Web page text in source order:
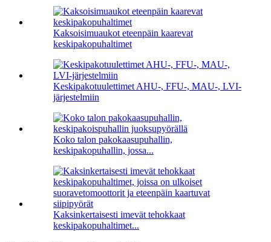
Kaksoisimuaukot eteenpäin kaarevat
keskipakopuhaltimet
Keskipakotuulettimet AHU-, FFU-, MAU-, LVI-
järjestelmiin
Koko talon pakokaasupuhallin,
keskipakopuhallin, jossa...
Kaksinkertaisesti imevät tehokkaat
keskipakopuhaltimet...